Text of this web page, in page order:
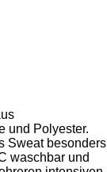
und Polyester.
Sweat besonders
waschbar und